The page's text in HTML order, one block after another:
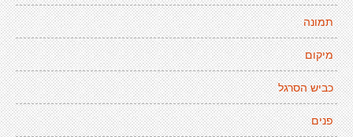
תמונה
מיקום
כביש הסרגל
פנים